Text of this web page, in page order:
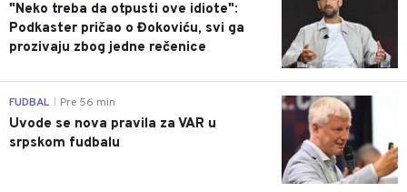
"Neko treba da otpusti ove idiote":
Podkaster pričao o Đokoviću, svi ga
prozivaju zbog jedne rečenice
FUDBAL Pre 56 min
Uvode se nova pravila za VAR u
srpskom fudbalu